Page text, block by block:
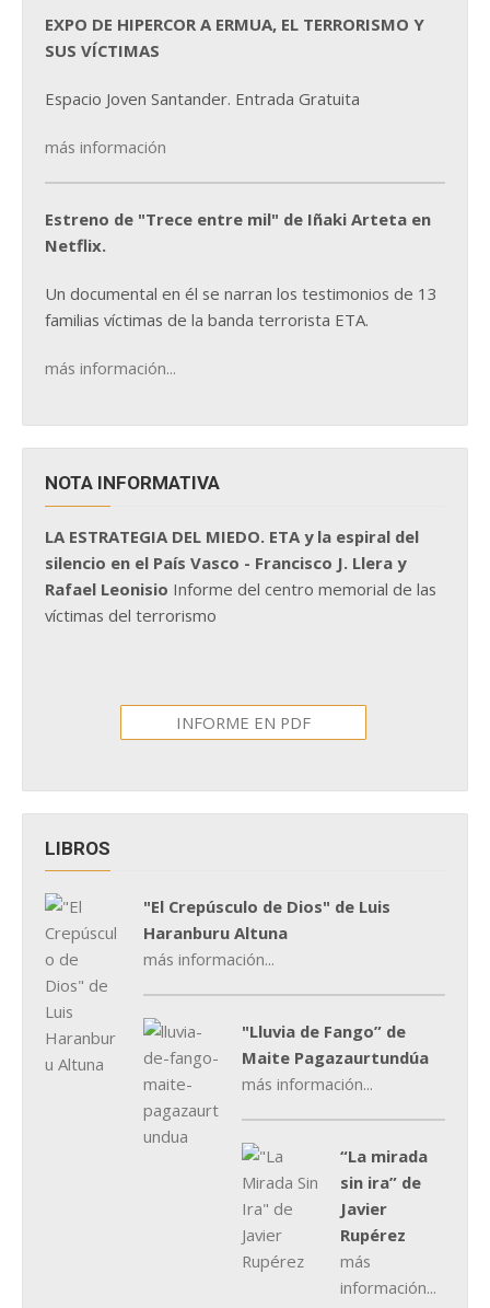
EXPO DE HIPERCOR A ERMUA, EL TERRORISMO Y
SUS VÍCTIMAS
Espacio Joven Santander. Entrada Gratuita
más información
Estreno de "Trece entre mil" de Iñaki Arteta en
Netflix.
Un documental en él se narran los testimonios de 13
familias víctimas de la banda terrorista ETA.
más información...
NOTA INFORMATIVA
LA ESTRATEGIA DEL MIEDO. ETA y la espiral del
silencio en el País Vasco - Francisco J. Llera y
Rafael Leonisio Informe del centro memorial de las
víctimas del terrorismo
INFORME EN PDF
LIBROS
"El Crepúsculo de Dios" de Luis
Haranburu Altuna
más información...
"Lluvia de Fango” de
Maite Pagazaurtundúa
más información...
“La mirada
sin ira” de
Javier
Rupérez
más
información...